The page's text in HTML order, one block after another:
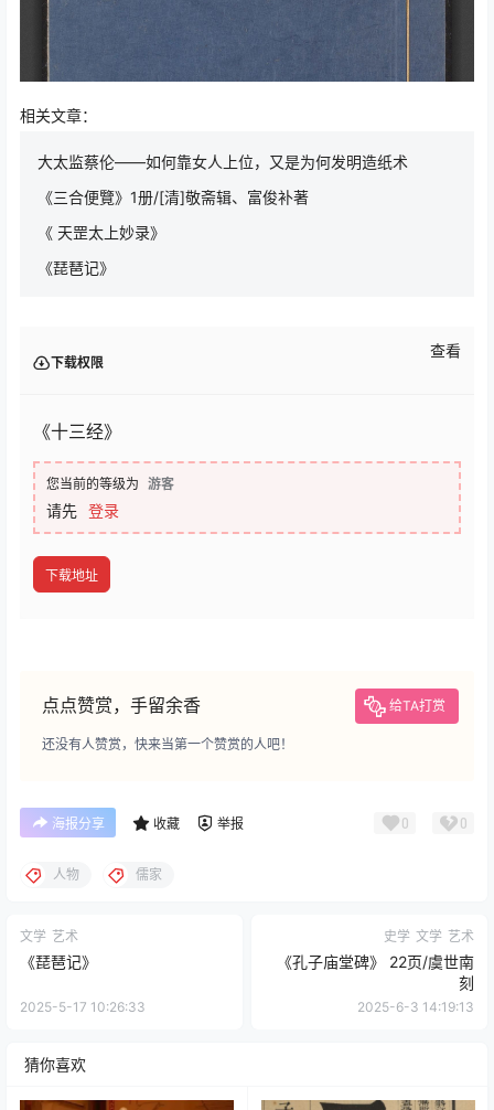
相关文章：
大太监蔡伦——如何靠女人上位，又是为何发明造纸术
《三合便覽》1册/[清]敬斋辑、富俊补著
《 天罡太上妙录》
《琵琶记》
下载权限
查看
《十三经》
您当前的等级为 游客
请先 登录
下载地址
点点赞赏，手留余香 给TA打赏
还没有人赞赏，快来当第一个赞赏的人吧！
海报分享 收藏 举报 0 0
人物 儒家
文学 艺术
《琵琶记》
2025-5-17 10:26:33
史学 文学 艺术
《孔子庙堂碑》 22页/虞世南
刻
2025-6-3 14:19:13
猜你喜欢